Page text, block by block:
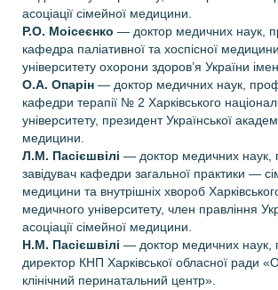
асоціації сімейної медицини.
Р.О. Моісеєнко — доктор медичних наук,
кафедра паліативної та хоспісної
університету охорони здоров’я України
О.А. Опарін — доктор медичних наук,
кафедри терапії № 2 Харківського
університету, президент Української
медицини.
Л.М. Пасієшвілі — доктор медичних наук,
завідувач кафедри загальної практики —
медицини та внутрішніх хвороб
медичного університету, член правління
асоціації сімейної медицини.
Н.М. Пасієшвілі — доктор медичних наук,
директор КНП Харківської обласної ради
клінічний перинатальний центр».